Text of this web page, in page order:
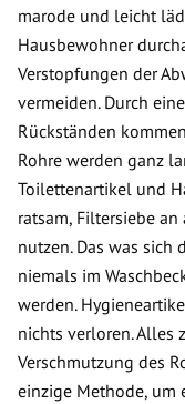
marode und leicht
Hausbewohner
Verstopfungen der
vermeiden. Durch
Rückständen
Rohre werden ganz
Toilettenartikel und
ratsam, Filtersiebe
nutzen. Das was
niemals im
werden.
nichts verloren. Alles
Verschmutzung des
einzige Methode, um